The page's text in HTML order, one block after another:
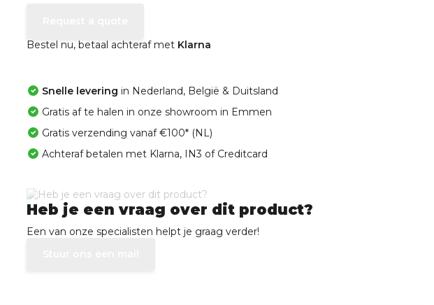
Bestel nu, betaal achteraf met Klarna
Snelle levering in Nederland, België & Duitsland
Gratis af te halen in onze showroom in Emmen
Gratis verzending vanaf €100* (NL)
Achteraf betalen met Klarna, IN3 of Creditcard
Heb je een vraag over dit product?
Een van onze specialisten helpt je graag verder!